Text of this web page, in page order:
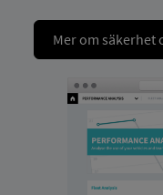
Mer om säkerhet